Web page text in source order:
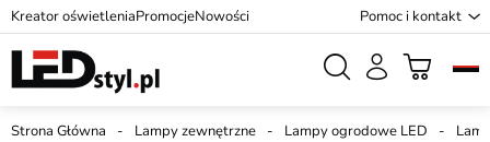
Kreator oświetleniaPromocjeNowości Pomoc i kontakt
Strona Główna Lampy zewnętrzne Lampy ogrodowe LED